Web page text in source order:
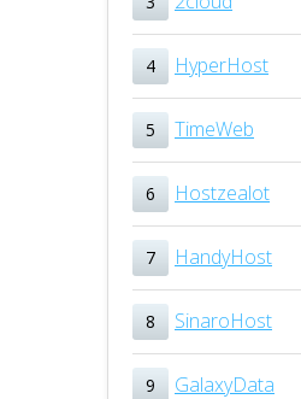
4 HyperHost
5 TimeWeb
6 Hostzealot
7 HandyHost
8 SinaroHost
9 GalaxyData